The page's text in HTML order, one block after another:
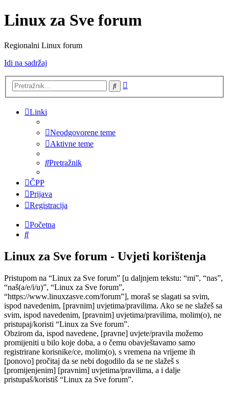
Linux za Sve forum
Regionalni Linux forum
Idi na sadržaj
Pretražnik
Linki
Neodgovorene teme
Aktivne teme
Pretražnik
ČPP
Prijava
Registracija
Početna
Pretražnik
Linux za Sve forum - Uvjeti korištenja
Pristupom na “Linux za Sve forum” [u daljnjem tekstu: “mi”, “nas”,
“naš(a/e/i/u)”, “Linux za Sve forum”,
“https://www.linuxzasve.com/forum”], moraš se slagati sa svim,
ispod navedenim, [pravnim] uvjetima/pravilima. Ako se ne slažeš sa
svim, ispod navedenim, [pravnim] uvjetima/pravilima, molim(o), ne
pristupaj/koristi “Linux za Sve forum”.
Obzirom da, ispod navedene, [pravne] uvjete/pravila možemo
promijeniti u bilo koje doba, a o čemu obavještavamo samo
registrirane korisnike/ce, molim(o), s vremena na vrijeme ih
[ponovo] pročitaj da se nebi dogodilo da se ne slažeš s
[promijenjenim] [pravnim] uvjetima/pravilima, a i dalje
pristupaš/koristiš “Linux za Sve forum”.